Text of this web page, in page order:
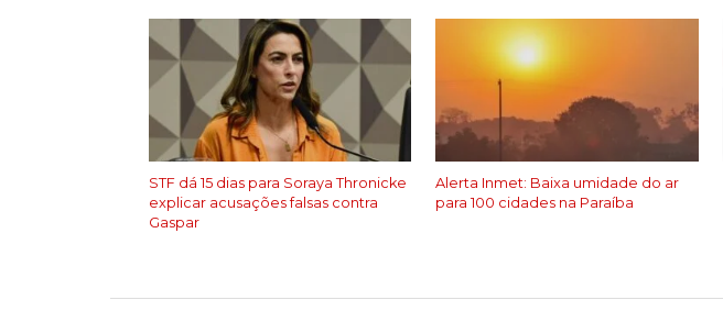
STF dá 15 dias para Soraya Thronicke
explicar acusações falsas contra
Gaspar
Alerta Inmet: Baixa umidade do ar
para 100 cidades na Paraíba